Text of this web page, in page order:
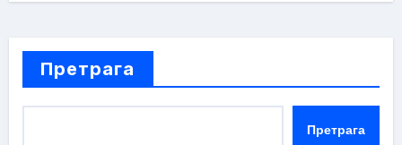
Претрага
Претрага